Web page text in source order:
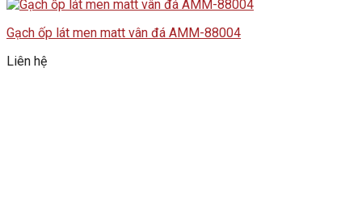
Gạch ốp lát men matt vân đá AMM-88004
Liên hệ